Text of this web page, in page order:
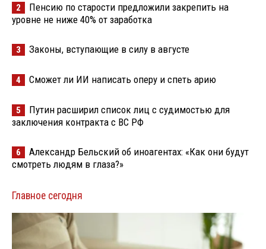
2
Пенсию по старости предложили закрепить на
уровне не ниже 40% от заработка
3 Законы, вступающие в силу в августе
4 Сможет ли ИИ написать оперу и спеть арию
5
Путин расширил список лиц с судимостью для
заключения контракта с ВС РФ
6
Александр Бельский об иноагентах: «Как они будут
смотреть людям в глаза?»
Главное сегодня